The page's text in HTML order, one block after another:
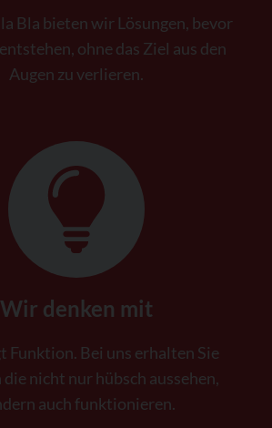
Bla bieten wir Lösungen, bevor
ohne das Ziel aus den
Augen zu verlieren.
Wir denken mit
Funktion. Bei uns erhalten Sie
die nicht nur hübsch aussehen,
auch funktionieren.